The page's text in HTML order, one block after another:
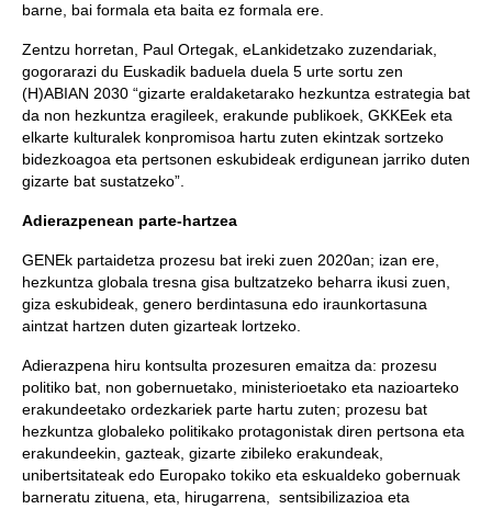
barne, bai formala eta baita ez formala ere.
Zentzu horretan, Paul Ortegak, eLankidetzako zuzendariak,
gogorarazi du Euskadik baduela duela 5 urte sortu zen
(H)ABIAN 2030 “gizarte eraldaketarako hezkuntza estrategia bat
da non hezkuntza eragileek, erakunde publikoek, GKKEek eta
elkarte kulturalek konpromisoa hartu zuten ekintzak sortzeko
bidezkoagoa eta pertsonen eskubideak erdigunean jarriko duten
gizarte bat sustatzeko”.
Adierazpenean parte-hartzea
GENEk partaidetza prozesu bat ireki zuen 2020an; izan ere,
hezkuntza globala tresna gisa bultzatzeko beharra ikusi zuen,
giza eskubideak, genero berdintasuna edo iraunkortasuna
aintzat hartzen duten gizarteak lortzeko.
Adierazpena hiru kontsulta prozesuren emaitza da: prozesu
politiko bat, non gobernuetako, ministerioetako eta nazioarteko
erakundeetako ordezkariek parte hartu zuten; prozesu bat
hezkuntza globaleko politikako protagonistak diren pertsona eta
erakundeekin, gazteak, gizarte zibileko erakundeak,
unibertsitateak edo Europako tokiko eta eskualdeko gobernuak
barneratu zituena, eta, hirugarrena, sentsibilizazioa eta